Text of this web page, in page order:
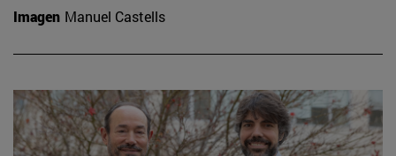
Imagen Manuel Castells